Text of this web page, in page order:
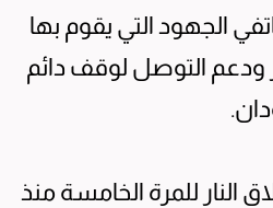
الجهود التي يقوم بها
ودعم التوصل لوقف دائم
النار للمرة الخامسة منذ